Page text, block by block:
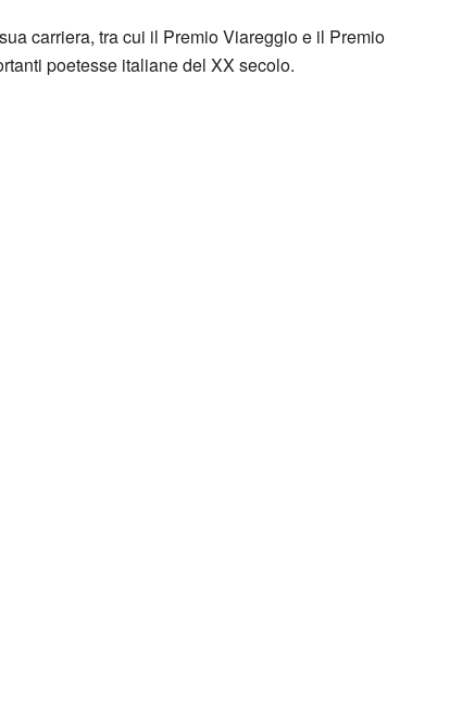
carriera, tra cui il Premio Viareggio e il Premio
poetesse italiane del XX secolo.